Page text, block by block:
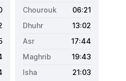
06:21
13:02
17:44
19:43
21:03